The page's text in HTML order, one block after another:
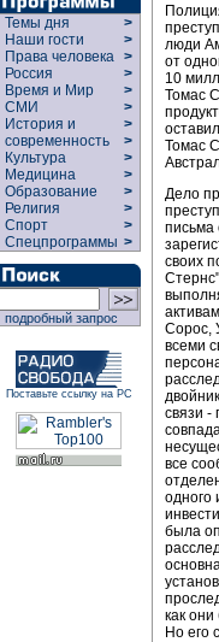
Темы дня
>
Наши гости
>
Права человека >
Россия
>
Время и Мир
>
СМИ
>
История и
современность
>
>
Культура
>
Медицина
>
Образование
>
Религия
>
Спорт
>
Спецпрограммы >
подробный запрос
Поставьте ссылку на РС
люди
от
10
Томас
Томас
Дело
письма
своих
Сорос,
всеми
связи -
все
одного
была
как
Но его